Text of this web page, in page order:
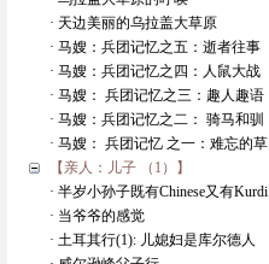
· 天边美丽的乌拉盖大草原
· 马嫂：兵团记忆之五：逝者往事
· 马嫂：兵团记忆之四：人鼠大战
· 马嫂： 兵团记忆之三：趣人趣语
· 马嫂：兵团记忆之二： 骑马和驯
· 马嫂： 兵团记忆 之一：难忘的草
【亲人：儿子 （1）】
· 半岁小孙子既有Chinese又有Kurdi
· 当爷爷的感觉
· 土耳其行(1): 儿媳妇是库尔德人